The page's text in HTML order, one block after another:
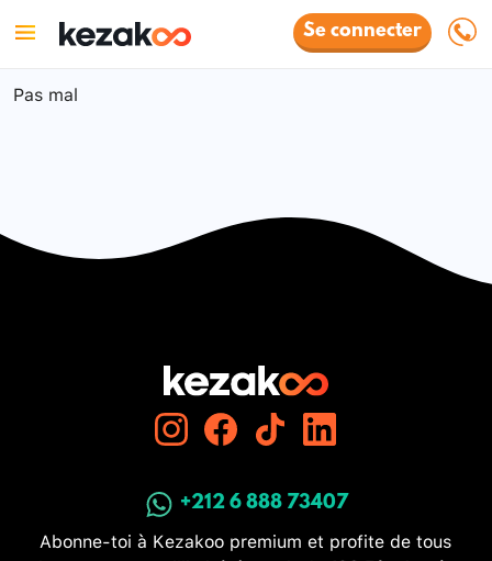
Se connecter
Pas mal
+212 6 888 73407
Abonne-toi à Kezakoo premium et profite de tous